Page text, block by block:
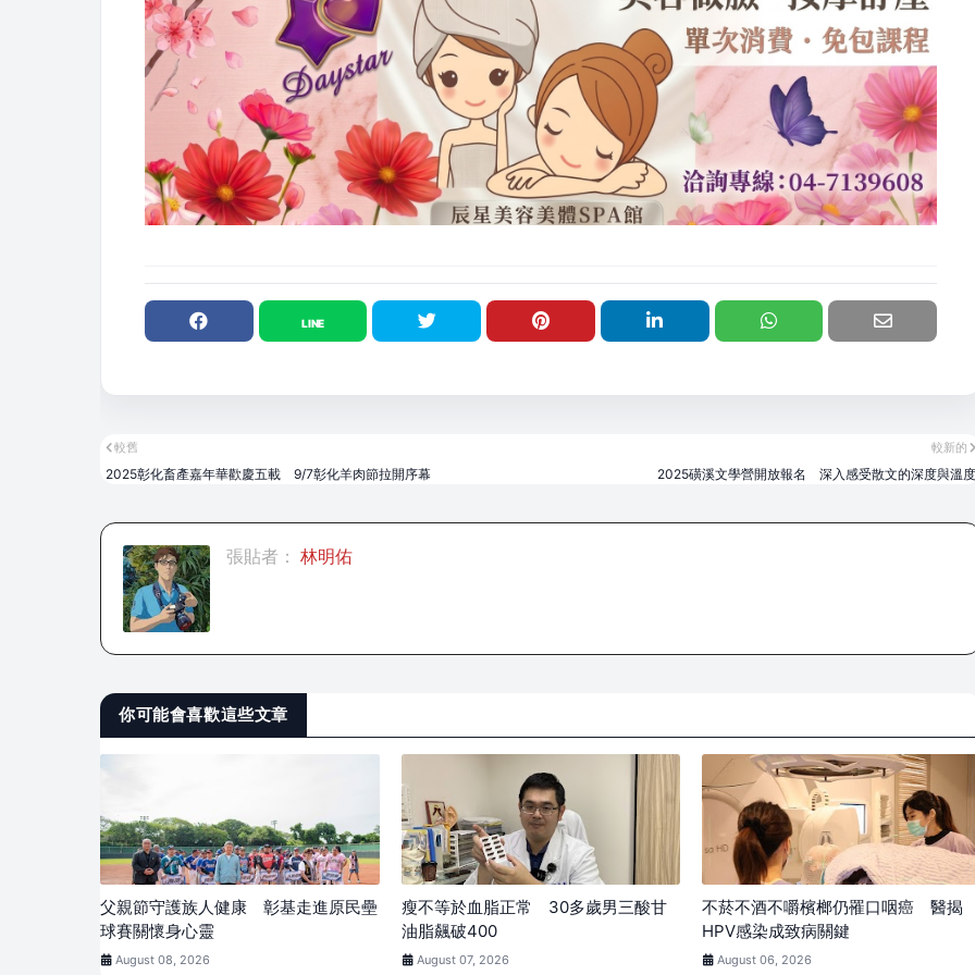
較新的
2025磺溪文學營開放報名 深入感受散文的深度與溫度
較舊
2025彰化畜產嘉年華歡慶五載 9/7彰化羊肉節拉開序幕
張貼者： 林明佑
你可能會喜歡這些文章
父親節守護族人健康 彰基走進原民壘
球賽關懷身心靈
August 08, 2026
瘦不等於血脂正常 30多歲男三酸甘
油脂飆破400
August 07, 2026
不菸不酒不嚼檳榔仍罹口咽癌 醫揭
HPV感染成致病關鍵
August 06, 2026